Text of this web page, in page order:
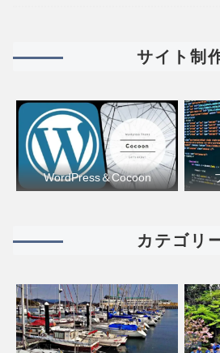
サイト制
WordPress＆Cocoon
カテゴリ